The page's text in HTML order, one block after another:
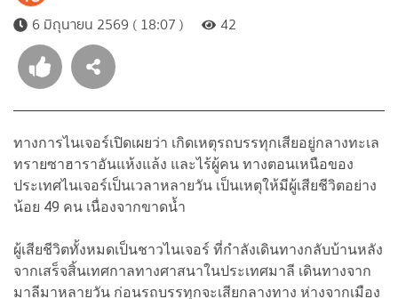
6 มิถุนายน 2569 ( 18:07 )
42
ทางการไนเจอร์เปิดเผยว่า เกิดเหตุรถบรรทุกเสียอยู่กลางทะเล
ทรายซาฮาราอันแห้งแล้ง และไร้ผู้คน ทางตอนเหนือของ
ประเทศไนเจอร์เป็นเวลาหลายวัน เป็นเหตุให้มีผู้เสียชีวิตอย่าง
น้อย 49 คน เนื่องจากขาดน้ำ
ผู้เสียชีวิตทั้งหมดเป็นชาวไนเจอร์ ที่กำลังเดินทางกลับบ้านหลัง
จากเสร็จสิ้นเทศกาลทางศาสนาในประเทศมาลี เดินทางจาก
มาลีมาหลายวัน ก่อนรถบรรทุกจะเสียกลางทาง ห่างจากเมือง